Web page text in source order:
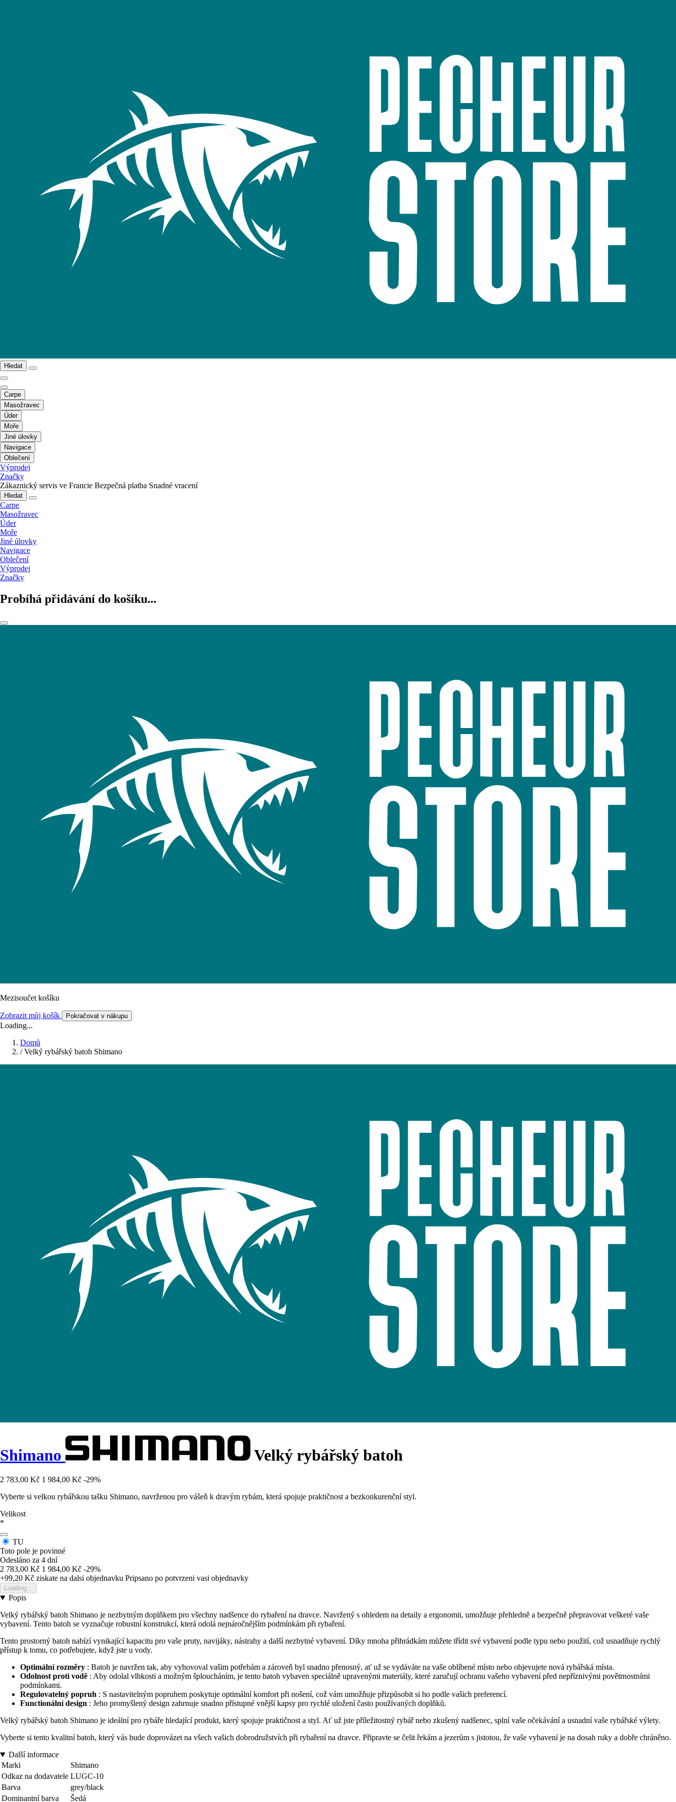
Hledat
Carpe
Masožravec
Úder
Moře
Jiné úlovky
Navigace
Oblečení
Výprodej
Značky
Zákaznický servis ve Francie Bezpečná platba Snadné vracení
Hledat
Carpe
Masožravec
Úder
Moře
Jiné úlovky
Navigace
Oblečení
Výprodej
Značky
Probíhá přidávání do košíku...
Mezisoučet košíku
Zobrazit můj košík Pokračovat v nákupu
Loading...
Domů
/ Velký rybářský batoh Shimano
Shimano Velký rybářský batoh
2 783,00 Kč 1 984,00 Kč -29%
Vyberte si velkou rybářskou tašku Shimano, navrženou pro vášeň k dravým rybám, která spojuje praktičnost a bezkonkurenční styl.
Velikost
*
TU
Toto pole je povinné
Odesláno za 4 dní
2 783,00 Kč 1 984,00 Kč -29%
+99,20 Kč ziskate na dalsi objednavku Pripsano po potvrzeni vasi objednavky
Loading...
Popis
Velký rybářský batoh Shimano je nezbytným doplňkem pro všechny nadšence do rybaření na dravce. Navržený s ohledem na detaily a ergonomii, umožňuje přehledně a bezpečně přepravovat veškeré vaše
vybavení. Tento batoh se vyznačuje robustní konstrukcí, která odolá nejnáročnějším podmínkám při rybaření.
Tento prostorný batoh nabízí vynikající kapacitu pro vaše pruty, navijáky, nástrahy a další nezbytné vybavení. Díky mnoha přihrádkám můžete třídit své vybavení podle typu nebo použití, což usnadňuje rychlý
přístup k tomu, co potřebujete, když jste u vody.
Optimální rozměry : Batoh je navržen tak, aby vyhovoval vašim potřebám a zároveň byl snadno přenosný, ať už se vydáváte na vaše oblíbené místo nebo objevujete nová rybářská místa.
Odolnost proti vodě : Aby odolal vlhkosti a možným šploucháním, je tento batoh vybaven speciálně upravenými materiály, které zaručují ochranu vašeho vybavení před nepříznivými povětrnostními
podmínkami.
Regulovatelný popruh : S nastavitelným popruhem poskytuje optimální komfort při nošení, což vám umožňuje přizpůsobit si ho podle vašich preferencí.
Functionální design : Jeho promyšlený design zahrnuje snadno přístupné vnější kapsy pro rychlé uložení často používaných doplňků.
Velký rybářský batoh Shimano je ideální pro rybáře hledající produkt, který spojuje praktičnost a styl. Ať už jste příležitostný rybář nebo zkušený nadšenec, splní vaše očekávání a usnadní vaše rybářské výlety.
Vyberte si tento kvalitní batoh, který vás bude doprovázet na všech vašich dobrodružstvích při rybaření na dravce. Připravte se čelit řekám a jezerům s jistotou, že vaše vybavení je na dosah ruky a dobře chráněno.
Další informace
Marki
Shimano
Odkaz na dodavatele LUGC-10
Barva
grey/black
Dominantní barva
Šedá